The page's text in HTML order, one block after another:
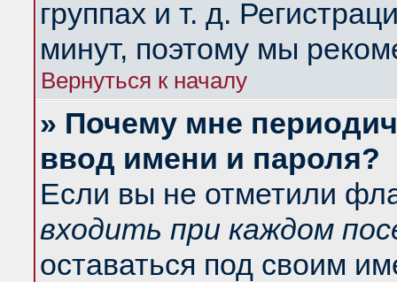
группах и т. д.
минут, поэтому мы
Вернуться к началу
» Почему мне
ввод имени и пароля?
Если вы не отметили
входить при каждом
оставаться под своим